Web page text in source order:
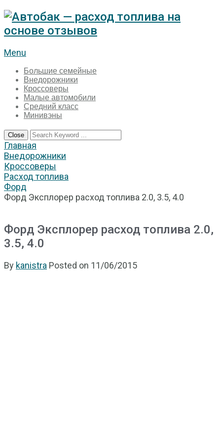
Menu
Большие семейные
Внедорожники
Кроссоверы
Малые автомобили
Средний класс
Минивэны
Close
Главная
Внедорожники
Кроссоверы
Расход топлива
Форд
Форд Эксплорер расход топлива 2.0, 3.5, 4.0
Форд Эксплорер расход топлива 2.0,
3.5, 4.0
By kanistra Posted on 11/06/2015